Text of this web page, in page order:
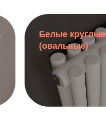
Белые круглые
(овальные)